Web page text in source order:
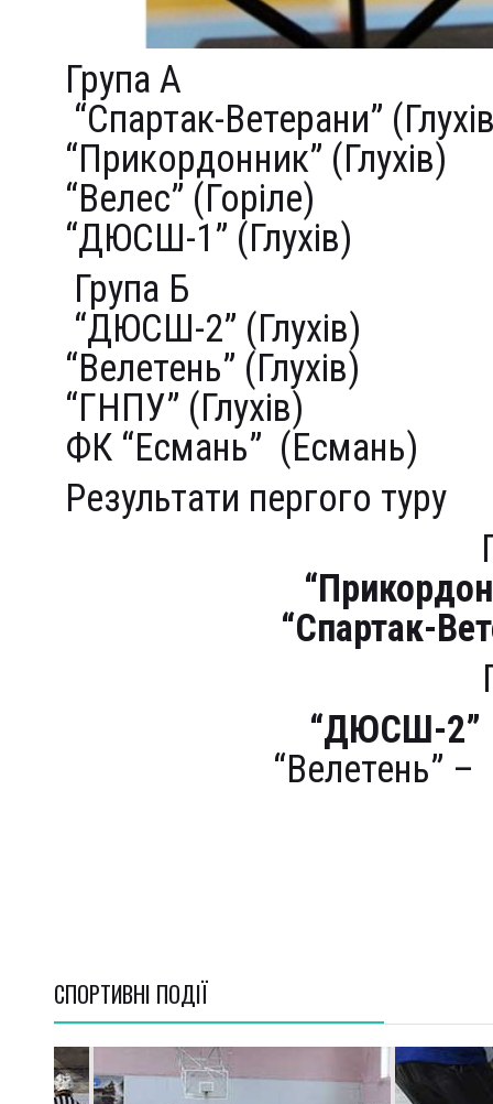
Група А
“Спартак-Ветерани”
“Прикордонник” (Глухів)
“Велес” (Горіле)
“ДЮСШ-1” (Глухів)
Група Б
“ДЮСШ-2” (Глухів)
“Велетень” (Глухів)
“ГНПУ” (Глухів)
ФК “Есмань” (Есмань)
Результати пергого туру
“Спартак-
“ДЮСШ-2”
“Велетень”
СПОРТИВНI ПОДІЇ